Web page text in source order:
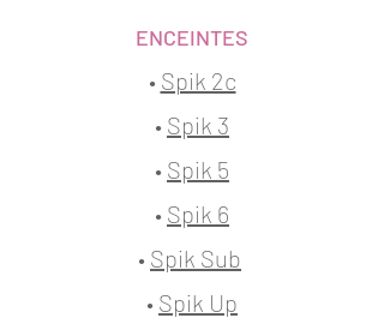
ENCEINTES
• Spik 2c
• Spik 3
• Spik 5
• Spik 6
• Spik Sub
• Spik Up